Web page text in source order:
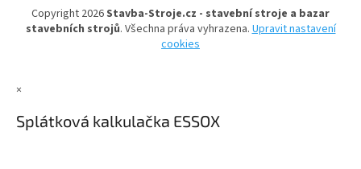
Copyright 2026Stavba-Stroje.cz - stavební stroje a bazar
stavebních strojů. Všechna práva vyhrazena. Upravit nastavení
cookies
×
Splátková kalkulačka ESSOX